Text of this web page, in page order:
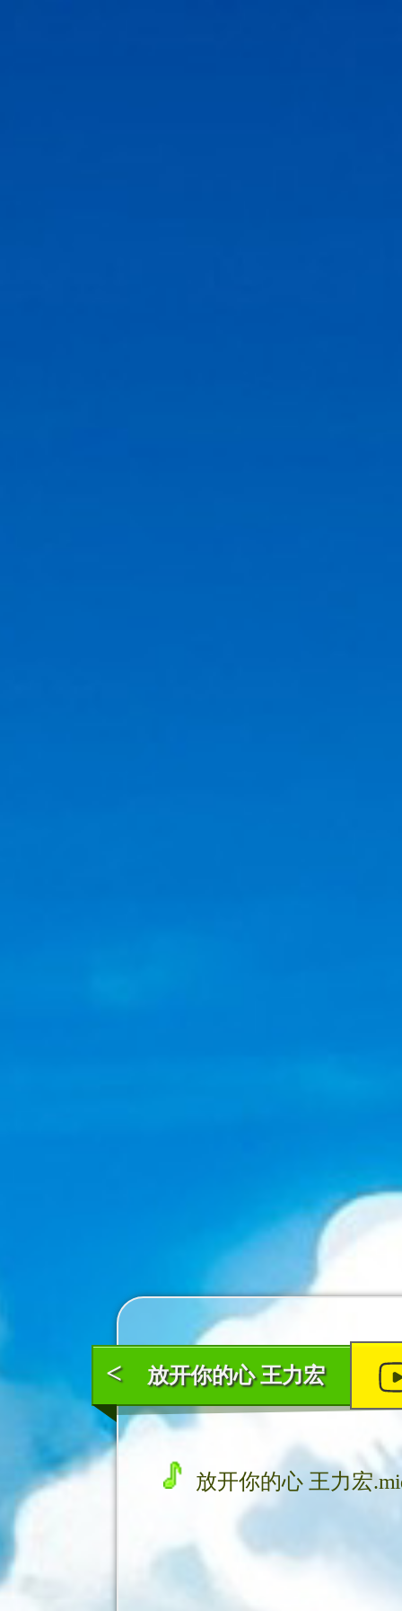
放开你的心 王力宏
<
放开你的心 王力宏